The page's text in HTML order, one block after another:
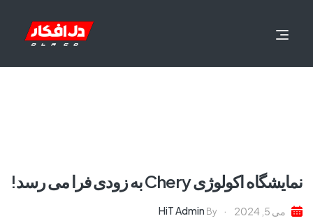
نمایشگاه اکولوژی Chery به زودی فرا می رسد!
می 5, 2024 By
HiT Admin